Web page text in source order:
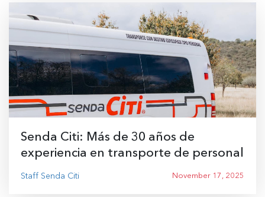
Senda Citi: Más de 30 años de
experiencia en transporte de personal
Staff Senda Citi November 17, 2025